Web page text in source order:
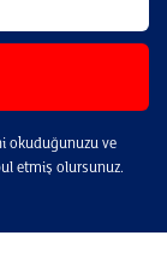
okuduğunuzu ve
etmiş olursunuz.